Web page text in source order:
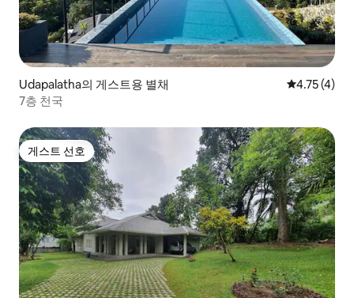
Udapalatha의 게스트용 별채 평점 4.75점
4.75 (4)
7층 천국
게스트 선호
게스트 선호